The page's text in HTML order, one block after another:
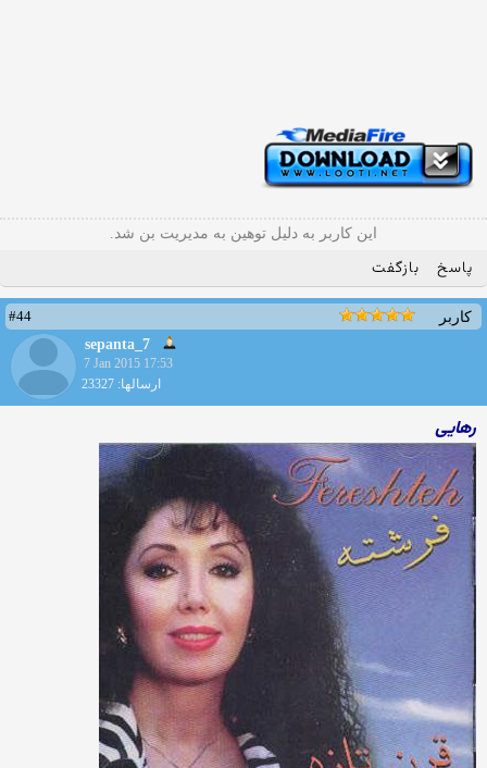
این کاربر به دلیل توهین به مدیریت بن شد.
پاسخ بازگفت
کاربر
#44
sepanta_7
7 Jan 2015 17:53
ارسالها: 23327
رهایی